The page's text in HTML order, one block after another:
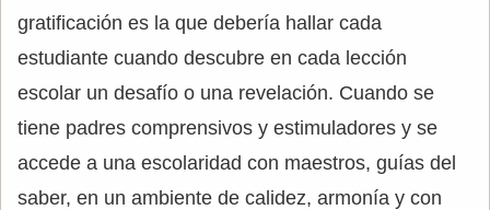
gratificación es la que debería hallar cada
estudiante cuando descubre en cada lección
escolar un desafío o una revelación. Cuando se
tiene padres comprensivos y estimuladores y se
accede a una escolaridad con maestros, guías del
saber, en un ambiente de calidez, armonía y con